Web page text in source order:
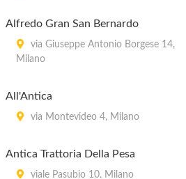
Alfredo Gran San Bernardo
via Giuseppe Antonio Borgese 14,
Milano
All'Antica
via Montevideo 4, Milano
Antica Trattoria Della Pesa
viale Pasubio 10, Milano